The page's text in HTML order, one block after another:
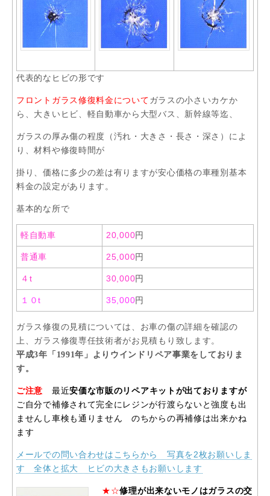
代表的なヒビの形です
フロントガラス修復料金についてガラスの小さいカケか
ら、大きいヒビ、軽自動車から大型バス、新幹線等迄、
ガラスの厚み傷の程度（汚れ・大きさ・長さ・深さ）によ
り、材料や修復時間が
掛り、価格に多少の差は有りますが安心価格の車種別基本
料金の設定があります。
基本的な所で
軽自動車 20,000円
普通車 25,000円
４t 30,000円
１０t 35,000円
ガラス修復の見積については、お車の傷の詳細を確認の
上、ガラス修復専任技術者がお見積もり致します。
平成3年「1991年」よりウインドリペア事業をしておりま
す。
ご注意 最近安価な市販のリペアキットが出ておりますが
ご自分で補修されて完全にレジンが行渡らないと強度も出
ませんし車検も通りません のちからの再補修は出来かね
ます
メールでの問い合わせはこちらから 写真を2枚お願いしま
す 全体と拡大 ヒビの大きさもお願いします
★☆修理が出来ないモノはガラスの交